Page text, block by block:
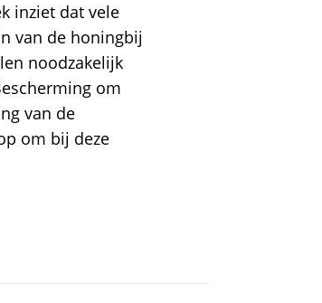
inziet dat vele
van de honingbij
noodzakelijk
om
van de
om bij deze